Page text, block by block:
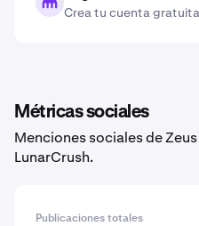
Crea tu cuenta
Métricas sociales
Menciones sociales de
LunarCrush.
Publicaciones totales